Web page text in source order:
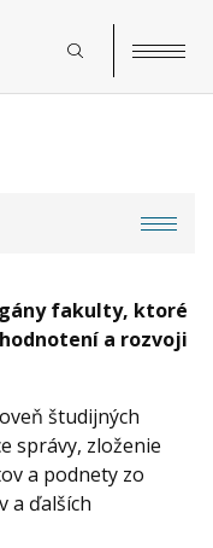
fakulty, ktoré
a rozvoji
študijných
správy, zloženie
a podnety zo
a ďalších